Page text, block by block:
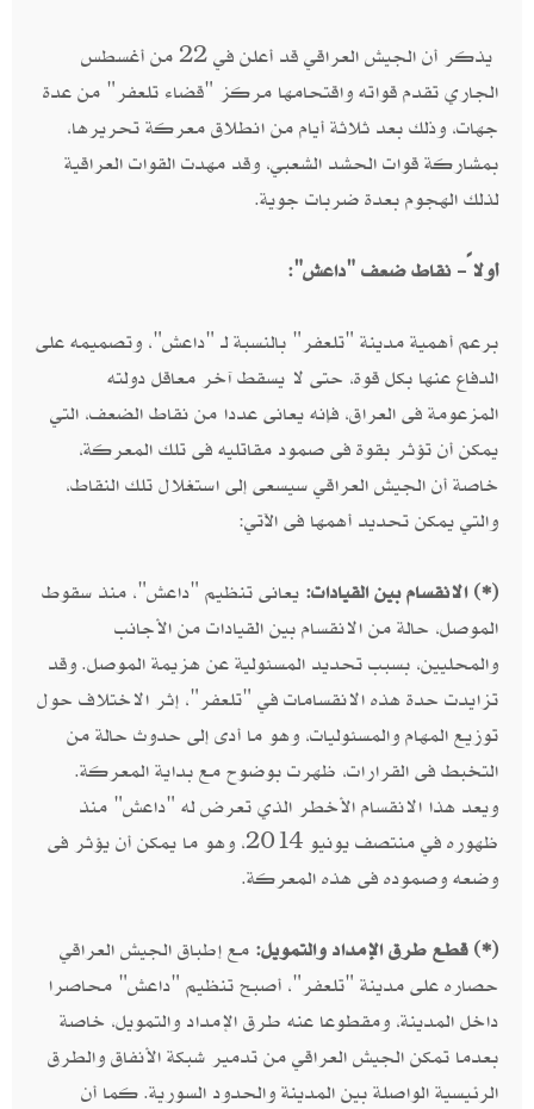
يذكر أن الجيش العراقي قد أعلن في 22 من أغسطس
الجاري تقدم قواته واقتحامها مركز "قضاء تلعفر" من عدة
جهات، وذلك بعد ثلاثة أيام من انطلاق معركة تحريرها،
بمشاركة قوات الحشد الشعبي، وقد مهدت القوات العراقية
لذلك الهجوم بعدة ضربات جوية.
أولاً- نقاط ضعف "داعش":
برعم أهمية مدينة "تلعفر" بالنسبة لـ "داعش"، وتصميمه على
الدفاع عنها بكل قوة، حتى لا يسقط آخر معاقل دولته
المزعومة فى العراق، فإنه يعانى عددا من نقاط الضعف، التي
يمكن أن تؤثر بقوة فى صمود مقاتليه فى تلك المعركة،
خاصة أن الجيش العراقي سيسعى إلى استغلال تلك النقاط،
والتي يمكن تحديد أهمها فى الآتي:
(*) الانقسام بين القيادات: يعانى تنظيم "داعش"، منذ سقوط
الموصل، حالة من الانقسام بين القيادات من الأجانب
والمحليين، بسبب تحديد المسئولية عن هزيمة الموصل. وقد
تزايدت حدة هذه الانقسامات في "تلعفر"، إثر الاختلاف حول
توزيع المهام والمسئوليات، وهو ما أدى إلى حدوث حالة من
التخبط فى القرارات، ظهرت بوضوح مع بداية المعركة.
ويعد هذا الانقسام الأخطر الذي تعرض له "داعش" منذ
ظهوره في منتصف يونيو 2014، وهو ما يمكن أن يؤثر فى
وضعه وصموده فى هذه المعركة.
(*) قطع طرق الإمداد والتمويل: مع إطباق الجيش العراقي
حصاره على مدينة "تلعفر"، أصبح تنظيم "داعش" محاصرا
داخل المدينة، ومقطوعا عنه طرق الإمداد والتمويل، خاصة
بعدما تمكن الجيش العراقي من تدمير شبكة الأنفاق والطرق
الرئيسية الواصلة بين المدينة والحدود السورية. كما أن